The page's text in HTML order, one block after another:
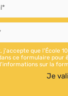
j'accepte que l'École
ce formulaire
sur la